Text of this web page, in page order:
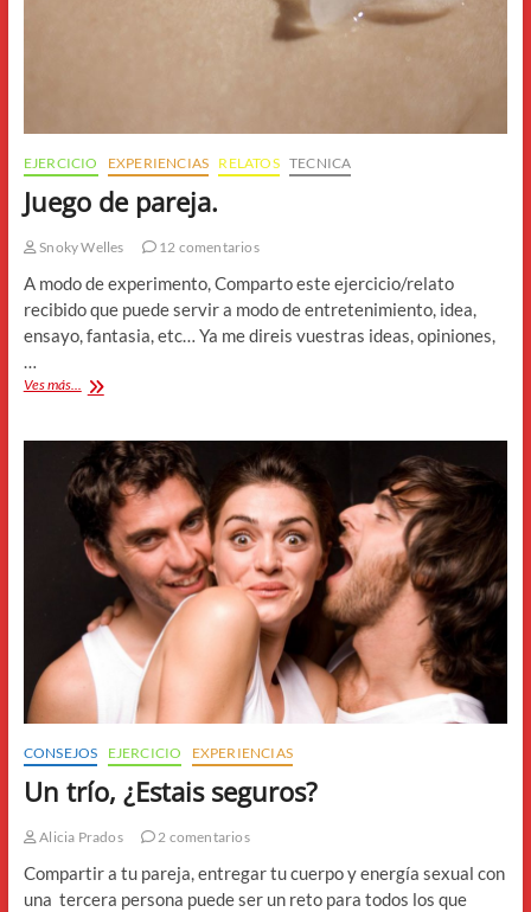
EJERCICIO EXPERIENCIAS RELATOS TECNICA
Juego de pareja.
Snoky Welles 12 comentarios
A modo de experimento, Comparto este ejercicio/relato
recibido que puede servir a modo de entretenimiento, idea,
ensayo, fantasia, etc… Ya me direis vuestras ideas, opiniones,
…
Ves más... Juego
CONSEJOS EJERCICIO EXPERIENCIAS
Un trío, ¿Estais seguros?
Alicia Prados 2 comentarios
Compartir a tu pareja, entregar tu cuerpo y energía sexual con
una tercera persona puede ser un reto para todos los que